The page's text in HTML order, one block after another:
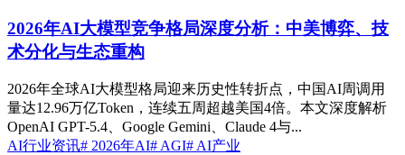
2026年AI大模型竞争格局深度分析：中美博弈、技
术分化与生态重构
2026年全球AI大模型格局迎来历史性转折点，中国AI周调用
量达12.96万亿Token，连续五周超越美国4倍。本文深度解析
OpenAI GPT-5.4、Google Gemini、Claude 4与...
AI行业资讯# 2026年AI# AGI# AI产业